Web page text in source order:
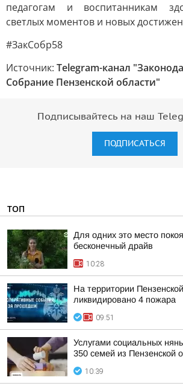
педагогам и воспитанникам
светлых моментов и новых
#ЗакСобр58
Источник: Telegram-канал
Собрание Пензенской области"
Подписывайтесь на наш
ПОДПИСАТЬСЯ
ТОП
Для одних это место
бесконечный драйв
10:28
На территории
ликвидировано 4 пожара
09:51
Услугами социальных
350 семей из Пензенской
10:39